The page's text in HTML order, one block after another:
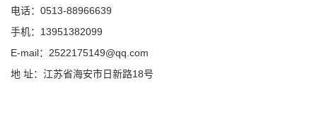
电话：0513-88966639
手机：13951382099
E-mail：2522175149@qq.com
地 址：江苏省海安市日新路18号